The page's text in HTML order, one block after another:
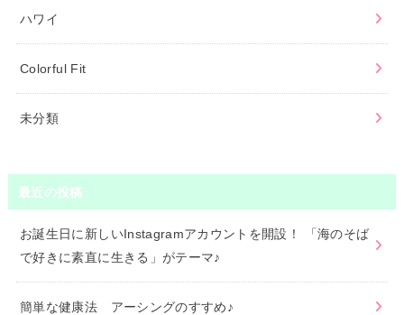
ハワイ
Colorful Fit
未分類
最近の投稿
お誕生日に新しいInstagramアカウントを開設！ 「海のそば
で好きに素直に生きる」がテーマ♪
簡単な健康法 アーシングのすすめ♪